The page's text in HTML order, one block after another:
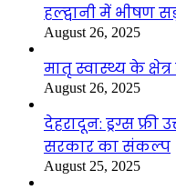
हल्द्वानी में भीषण
August 26, 2025
मातृ स्वास्थ्य के
August 26, 2025
देहरादून: ड्रग्स
सरकार का संकल्प
August 25, 2025